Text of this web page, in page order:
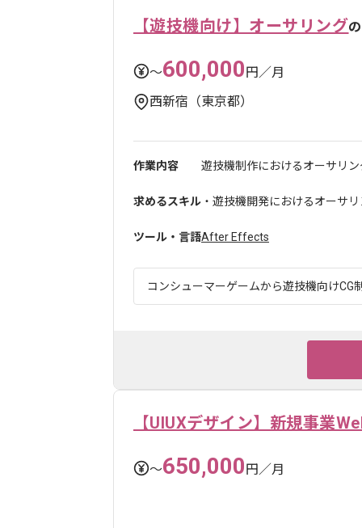
【遊技機向け】オーサリング
〜600,000円／月
西新宿（東京都）
作業内容 遊技機制作におけるオーサリ
求めるスキル ・遊技機開発におけるオーサ
ツール・言語After Effects
コンシューマーゲームから遊技機向けCG
【UIUXデザイン】新規事業
〜650,000円／月